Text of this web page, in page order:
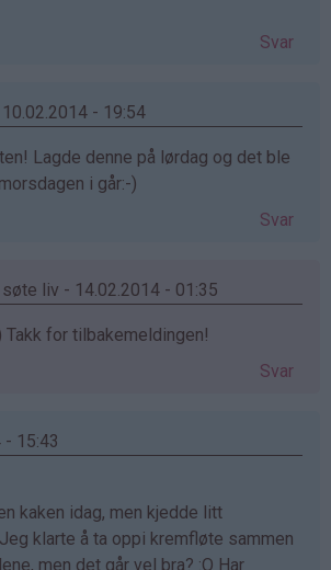
Svar
- 19:54
Lagde denne på lørdag og det ble
i går:-)
Svar
liv - 14.02.2014 - 01:35
Takk for tilbakemeldingen!
Svar
- 15:43
kaken idag, men kjedde litt
klarte å ta oppi kremfløte sammen
men det går vel bra? :O Har